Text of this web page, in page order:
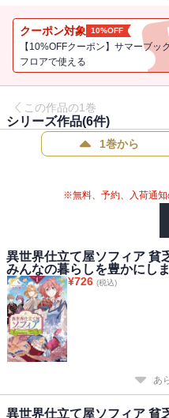
クーポン対象 10%OFF
【10%OFFクーポン】サマーブッ
フロアで使える
この作品の1巻
シリーズ作品(6件)
1巻から
※無料、予約、入荷通知
異世界仕立て屋ソフィア 貧
みんなの暮らしを豊かにし
¥726 (税込)
あ
異世界仕立て屋ソフィア 貧